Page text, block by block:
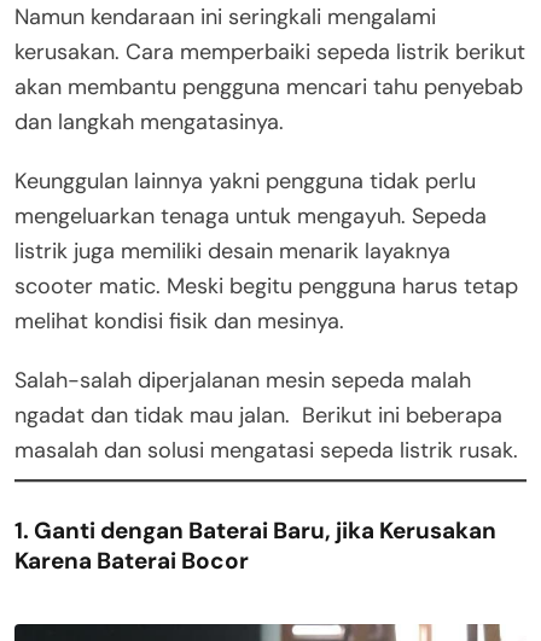
Namun kendaraan ini seringkali mengalami
kerusakan. Cara memperbaiki sepeda listrik berikut
akan membantu pengguna mencari tahu penyebab
dan langkah mengatasinya.
Keunggulan lainnya yakni pengguna tidak perlu
mengeluarkan tenaga untuk mengayuh. Sepeda
listrik juga memiliki desain menarik layaknya
scooter matic. Meski begitu pengguna harus tetap
melihat kondisi fisik dan mesinya.
Salah-salah diperjalanan mesin sepeda malah
ngadat dan tidak mau jalan. Berikut ini beberapa
masalah dan solusi mengatasi sepeda listrik rusak.
1. Ganti dengan Baterai Baru, jika Kerusakan
Karena Baterai Bocor